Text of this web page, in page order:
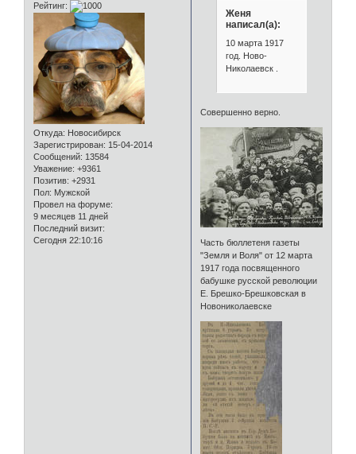
Рейтинг:
Откуда: Новосибирск
Зарегистрирован: 15-04-2014
Сообщений: 13584
Уважение: +9361
Позитив: +2931
Пол: Мужской
Провел на форуме:
9 месяцев 11 дней
Последний визит:
Сегодня 22:10:16
Женя
написал(а):
10 марта 1917
год. Ново-
Николаевск .
Совершенно верно.
Часть бюллетеня газеты
"Земля и Воля" от 12 марта
1917 года посвященного
бабушке русской революции
Е. Брешко-Брешковская в
Новониколаевске